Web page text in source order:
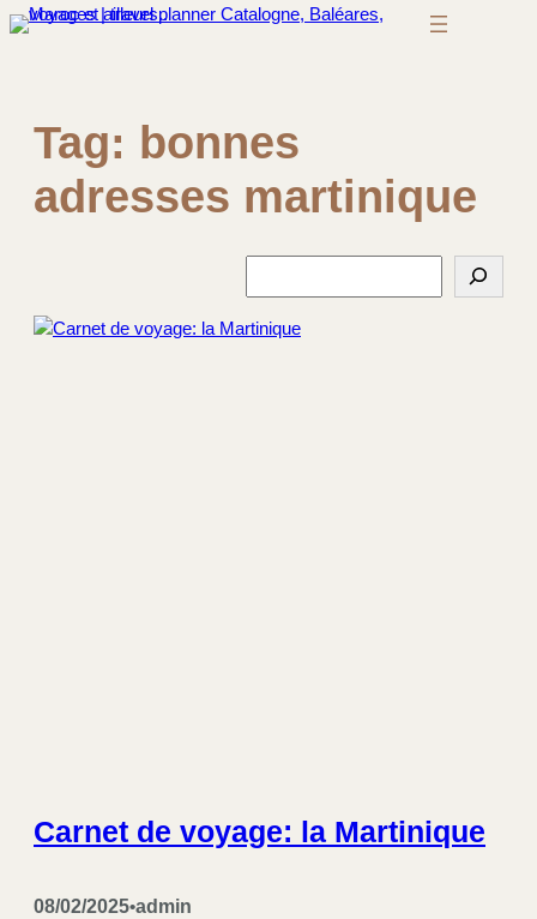
Skip
Tag: bonnes
adresses martinique
e
a
Carnet de voyage: la Martinique
08/02/2025•admin